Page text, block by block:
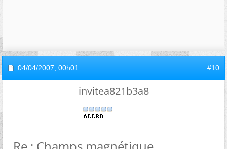
04/04/2007, 00h01 #10
invitea821b3a8